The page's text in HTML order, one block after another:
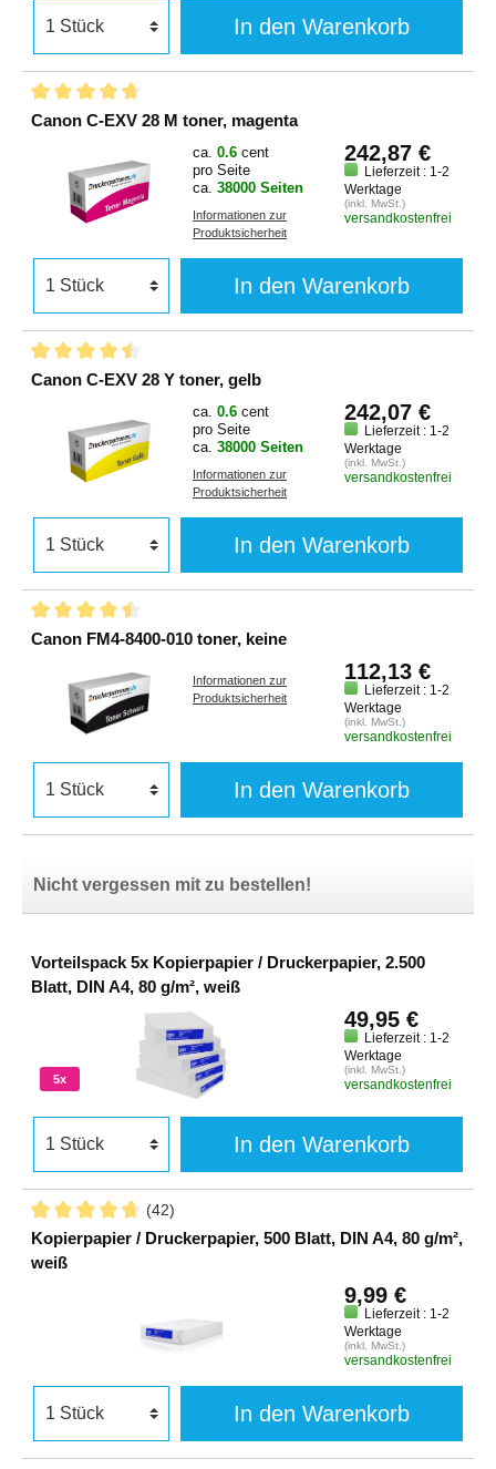
In den Warenkorb
Canon C-EXV 28 M toner, magenta
ca. 0.6 cent
pro Seite
ca. 38000 Seiten
Informationen zur
Produktsicherheit
242,87 €
Lieferzeit : 1-2
Werktage
(inkl. MwSt.)
versandkostenfrei
In den Warenkorb
Canon C-EXV 28 Y toner, gelb
ca. 0.6 cent
pro Seite
ca. 38000 Seiten
Informationen zur
Produktsicherheit
242,07 €
Lieferzeit : 1-2
Werktage
(inkl. MwSt.)
versandkostenfrei
In den Warenkorb
Canon FM4-8400-010 toner, keine
Informationen zur
Produktsicherheit
112,13 €
Lieferzeit : 1-2
Werktage
(inkl. MwSt.)
versandkostenfrei
In den Warenkorb
Nicht vergessen mit zu bestellen!
Vorteilspack 5x Kopierpapier / Druckerpapier, 2.500
Blatt, DIN A4, 80 g/m², weiß
5x
49,95 €
Lieferzeit : 1-2
Werktage
(inkl. MwSt.)
versandkostenfrei
In den Warenkorb
(42)
Kopierpapier / Druckerpapier, 500 Blatt, DIN A4, 80 g/m²,
weiß
9,99 €
Lieferzeit : 1-2
Werktage
(inkl. MwSt.)
versandkostenfrei
In den Warenkorb